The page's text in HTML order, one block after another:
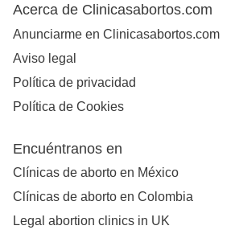
Acerca de Clinicasabortos.com
Anunciarme en Clinicasabortos.com
Aviso legal
Política de privacidad
Política de Cookies
Encuéntranos en
Clínicas de aborto en México
Clínicas de aborto en Colombia
Legal abortion clinics in UK